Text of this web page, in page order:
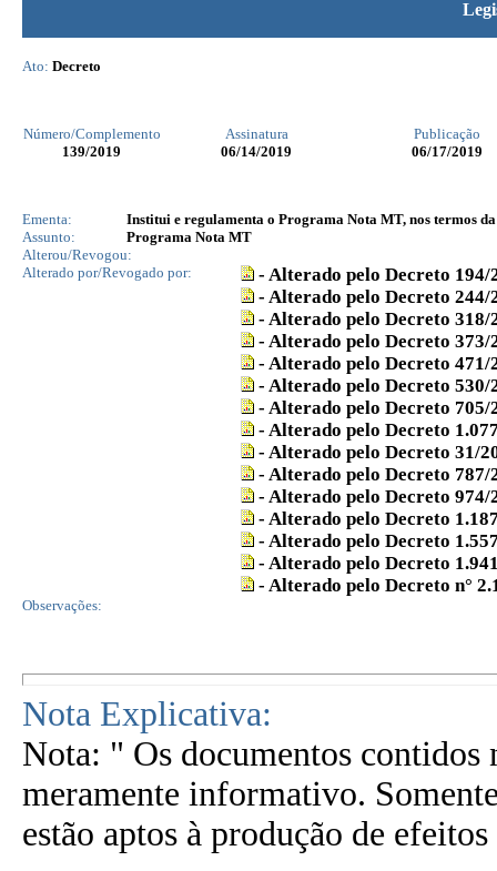
Ato: Decreto
Número/Complemento Assinatura
Publicação
139/2019 06/14/2019 06/17/2019
Ementa:
Institui e regulamenta o Programa Nota MT, nos termos
Assunto:
Programa Nota MT
Alterou/Revogou:
Alterado por/Revogado por:
- Alterado pelo Decreto 194/
- Alterado pelo Decreto 244/
- Alterado pelo Decreto 318/
- Alterado pelo Decreto 373/
- Alterado pelo Decreto 471/
- Alterado pelo Decreto 530/
- Alterado pelo Decreto 705/
- Alterado pelo Decreto
- Alterado pelo Decreto 31/
- Alterado pelo Decreto 787/
- Alterado pelo Decreto 974/
- Alterado pelo Decreto
- Alterado pelo Decreto
- Alterado pelo Decreto
- Alterado pelo Decreto n°
Observações:
Nota Explicativa:
Nota: " Os documentos contidos
meramente informativo.
estão aptos à produção de